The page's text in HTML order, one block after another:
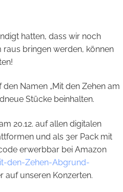
hatten, dass wir noch
raus bringen werden, können
Namen „Mit den Zehen am
Stücke beinhalten.
20.12. auf allen digitalen
und als 3er Pack mit
erwerbbar bei Amazon
den-Zehen-Abgrund-
auf unseren Konzerten.